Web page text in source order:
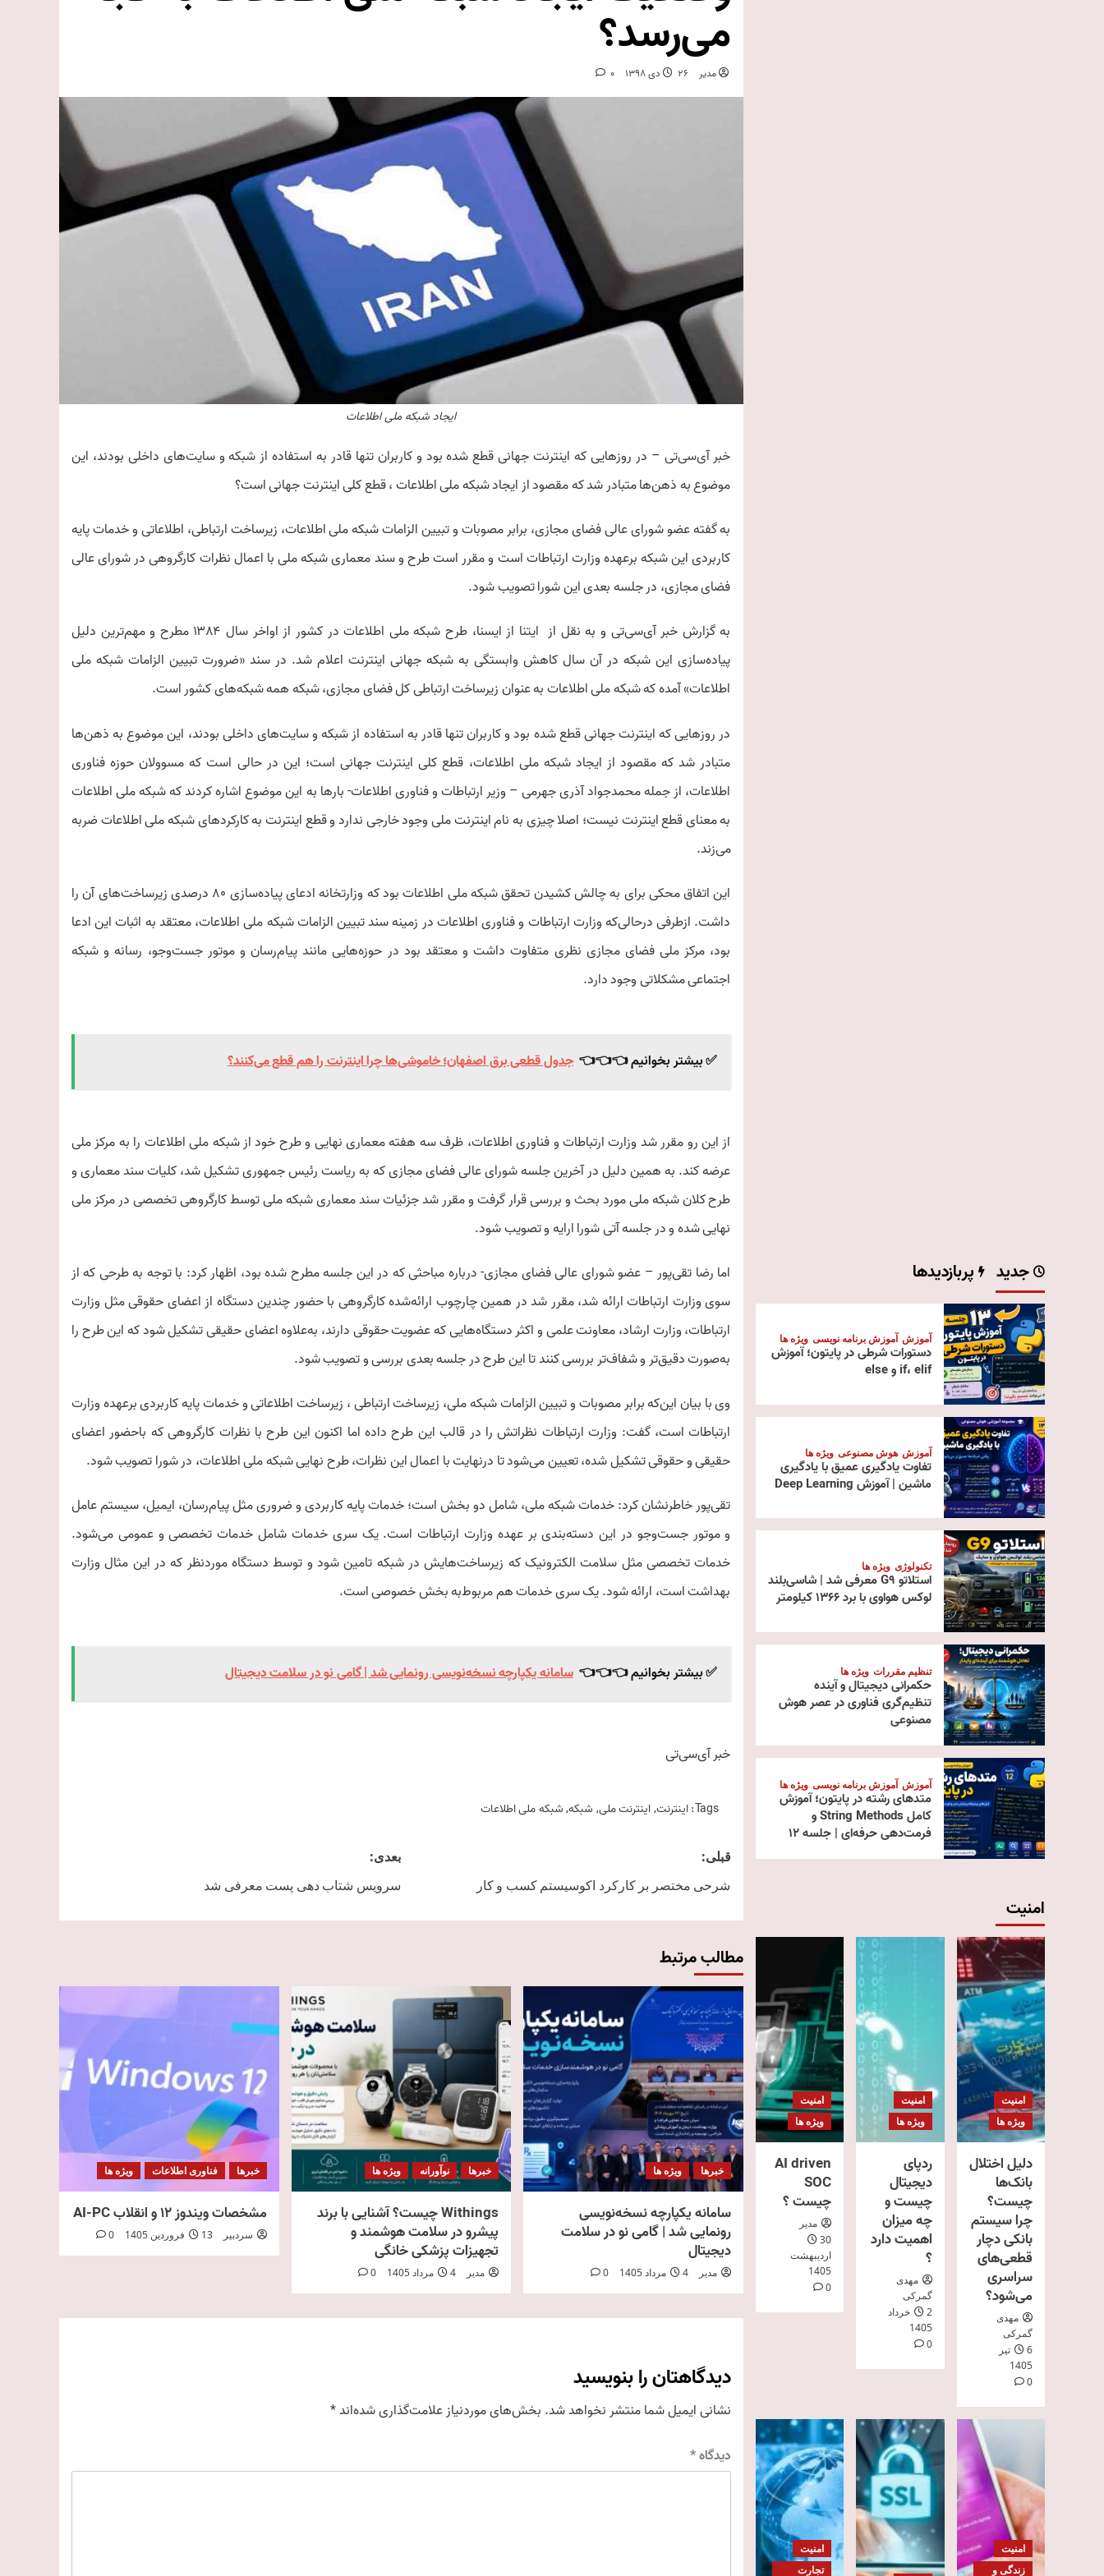
می‌رسد؟
مدیر 26 دی 1398 0
ایجاد شبکه ملی اطلاعات
خبر آی‌سی‌تی – در روزهایی که اینترنت جهانی قطع شده بود و کاربران تنها قادر به استفاده از شبکه و سایت‌های داخلی بودند، این
موضوع به ذهن‌ها متبادر شد که مقصود از ایجاد شبکه ملی اطلاعات ، قطع کلی اینترنت جهانی است؟
به گفته عضو شورای عالی فضای مجازی، برابر مصوبات و تبیین الزامات شبکه ملی اطلاعات، زیرساخت ارتباطی، اطلاعاتی و خدمات پایه
کاربردی این شبکه برعهده وزارت ارتباطات است و مقرر است طرح و سند معماری شبکه ملی با اعمال نظرات کارگروهی در شورای عالی
فضای مجازی، در جلسه بعدی این شورا تصویب شود.
به گزارش خبر آی‌سی‌تی و به نقل از ایتنا
از ایسنا، طرح شبکه ملی اطلاعات در کشور از اواخر سال ۱۳۸۴ مطرح و مهم‌ترین دلیل
پیاده‌سازی این شبکه در آن سال‌ کاهش وابستگی به شبکه جهانی اینترنت اعلام شد. در سند «ضرورت تبیین الزامات شبکه ملی
اطلاعات» آمده که شبکه ملی اطلاعات به عنوان زیرساخت ارتباطی کل فضای مجازی، شبکه همه شبکه‌های کشور است.
در روزهایی که اینترنت جهانی قطع شده بود و کاربران تنها قادر به استفاده از شبکه و سایت‌های داخلی بودند، این موضوع به ذهن‌ها
متبادر شد که مقصود از ایجاد شبکه ملی اطلاعات، قطع کلی اینترنت جهانی است؛ این در حالی است که مسوولان حوزه فناوری
اطلاعات، از جمله محمدجواد آذری جهرمی – وزیر ارتباطات و فناوری اطلاعات- بارها به این موضوع اشاره کردند که شبکه ملی اطلاعات
به معنای قطع اینترنت نیست؛ اصلا چیزی به نام اینترنت ملی وجود خارجی ندارد و قطع اینترنت به کارکردهای شبکه ملی اطلاعات ضربه
می‌زند.
این اتفاق محکی برای به چالش کشیدن تحقق شبکه ملی اطلاعات بود که وزارتخانه ادعای پیاده‌سازی ۸۰ درصدی زیرساخت‌های آن را
داشت. ازطرفی درحالی‌که وزارت ارتباطات و فناوری اطلاعات در زمینه سند تبیین الزامات شبکه ملی اطلاعات، معتقد به اثبات این ادعا
بود، مرکز ملی فضای مجازی نظری متفاوت داشت و معتقد بود در حوزه‌هایی مانند پیام‌رسان و موتور جست‌وجو، رسانه و شبکه
اجتماعی مشکلاتی وجود دارد.
✅ بیشتر بخوانیم 👈👈👈 جدول قطعی برق اصفهان؛ خاموشی‌ها چرا اینترنت را هم قطع می‌کنند؟
از این رو مقرر شد وزارت ارتباطات و فناوری اطلاعات، ظرف سه هفته معماری نهایی و طرح خود از شبکه ملی اطلاعات را به مرکز ملی
عرضه کند. به همین دلیل در آخرین جلسه شورای عالی فضای مجازی که به ریاست رئیس جمهوری تشکیل شد، کلیات سند معماری و
طرح کلان شبکه ملی مورد بحث و بررسی قرار گرفت و مقرر شد جزئیات سند معماری شبکه ملی توسط کارگروهی تخصصی در مرکز ملی
نهایی شده و در جلسه آتی شورا ارایه و تصویب شود.
اما رضا تقی‌پور – عضو شورای عالی فضای مجازی- درباره مباحثی که در این جلسه مطرح شده بود، اظهار کرد: با توجه به طرحی که از
سوی وزارت ارتباطات ارائه شد، مقرر شد در همین چارچوب ارائه‌شده کارگروهی با حضور چندین دستگاه از اعضای حقوقی مثل وزارت
ارتباطات، وزارت ارشاد، معاونت علمی و اکثر دستگاه‌هایی که عضویت حقوقی دارند، به‌علاوه اعضای حقیقی تشکیل شود که این طرح را
به‌صورت دقیق‌تر و شفاف‌تر بررسی کنند تا این طرح در جلسه بعدی بررسی و تصویب شود.
وی با بیان این‌که برابر مصوبات و تبیین الزامات شبکه ملی، زیرساخت ارتباطی ، زیرساخت اطلاعاتی و خدمات پایه کاربردی برعهده وزارت
ارتباطات است، گفت: وزارت ارتباطات نظراتش را در قالب این طرح داده اما اکنون این طرح با نظرات کارگروهی که باحضور اعضای
حقیقی و حقوقی تشکیل شده، تعیین می‌شود تا درنهایت با اعمال این نظرات، طرح نهایی شبکه ملی اطلاعات، در شورا تصویب شود.
تقی‌پور خاطرنشان کرد: خدمات شبکه ملی، شامل دو بخش است؛ خدمات پایه کاربردی و ضروری مثل پیام‌رسان، ایمیل، سیستم عامل
و موتور جست‌وجو در این دسته‌بندی بر عهده وزارت ارتباطات است. یک سری خدمات شامل خدمات تخصصی و عمومی می‌شود.
خدمات تخصصی مثل سلامت الکترونیک که زیرساخت‌هایش در شبکه تامین شود و توسط دستگاه موردنظر که در این مثال وزارت
بهداشت است، ارائه شود. یک سری خدمات هم مربوط‌به بخش خصوصی است.
✅ بیشتر بخوانیم 👈👈👈 سامانه یکپارچه نسخه‌نویسی رونمایی شد | گامی نو در سلامت دیجیتال
خبر آی‌سی‌تی
Tags: اینترنت,اینترنت ملی, شبکه,شبکه ملی اطلاعات
Post
navigation
قبلی:
شرحی مختصر بر کارکرد اکوسیستم کسب و کار
بعدی:
سرویس شتاب دهی پست معرفی شد
مطالب مرتبط
خبرها ویژه ها
سامانه یکپارچه نسخه‌نویسی
رونمایی شد | گامی نو در سلامت
دیجیتال
مدیر 4 مرداد 1405 0
خبرها نوآورانه ویژه ها
Withings چیست؟ آشنایی با برند
پیشرو در سلامت هوشمند و
تجهیزات پزشکی خانگی
مدیر 4 مرداد 1405 0
خبرها فناوری اطلاعات ویژه ها
مشخصات ویندوز 12 و انقلاب AI‑PC
سردبیر 13 فروردین 1405 0
دیدگاهتان را بنویسید
نشانی ایمیل شما منتشر نخواهد شد. بخش‌های موردنیاز علامت‌گذاری شده‌اند*
دیدگاه*
جدید پربازدیدها
آموزش آموزش برنامه نویسی ویژه ها
دستورات شرطی در پایتون؛ آموزش
if، elif و else
آموزش هوش مصنوعی ویژه ها
تفاوت یادگیری عمیق با یادگیری
ماشین | آموزش Deep Learning
تکنولوژی ویژه ها
استلاتو G9 معرفی شد | شاسی‌بلند
لوکس هواوی با برد ۱۳۶۶ کیلومتر
تنظیم مقررات ویژه ها
حکمرانی دیجیتال و آینده
تنظیم‌گری فناوری در عصر هوش
مصنوعی
آموزش آموزش برنامه نویسی ویژه ها
متدهای رشته در پایتون؛ آموزش
کامل String Methods و
فرمت‌دهی حرفه‌ای | جلسه ۱۲
امنیت
امنیت
ویژه ها
دلیل اختلال
بانک‌ها
چیست؟
چرا سیستم
بانکی دچار
قطعی‌های
سراسری
می‌شود؟
مهدی
گمرکی
6 تیر
1405
0
امنیت
ویژه ها
ردپای
دیجیتال
چیست و
چه میزان
اهمیت دارد
؟
مهدی
گمرکی
2 خرداد
1405
0
امنیت
ویژه ها
AI driven
SOC
چیست ؟
مدیر
30
اردیبهشت
1405
0
امنیت
زندگی و
امنیت
تجارت